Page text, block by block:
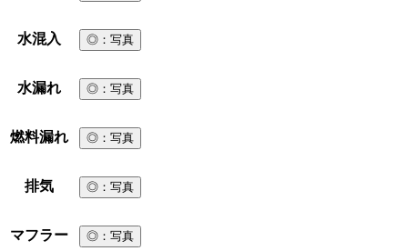
水混入 ◎ ：写真
水漏れ ◎ ：写真
燃料漏れ ◎ ：写真
排気 ◎ ：写真
マフラー ◎ ：写真